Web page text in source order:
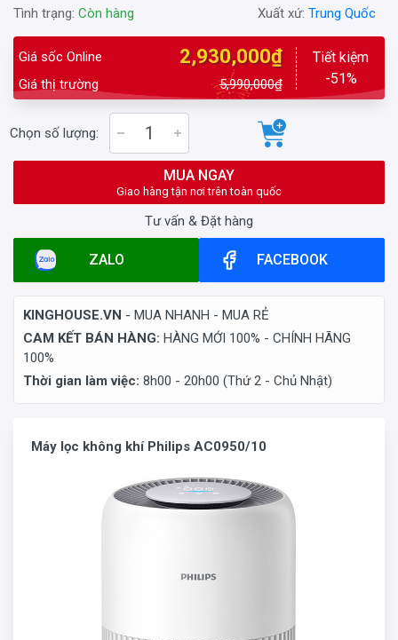
Tình trạng: Còn hàng Xuất xứ: Trung Quốc
Giá sốc Online 2,930,000₫
Giá thị trường 5,990,000₫
Tiết kiệm
-51%
Chọn số lượng:
MUA NGAY
Giao hàng tận nơi trên toàn quốc
Tư vấn & Đặt hàng
ZALO FACEBOOK
KINGHOUSE.VN - MUA NHANH - MUA RẺ
CAM KẾT BÁN HÀNG: HÀNG MỚI 100% - CHÍNH HÃNG
100%
Thời gian làm việc: 8h00 - 20h00 (Thứ 2 - Chủ Nhật)
Máy lọc không khí Philips AC0950/10